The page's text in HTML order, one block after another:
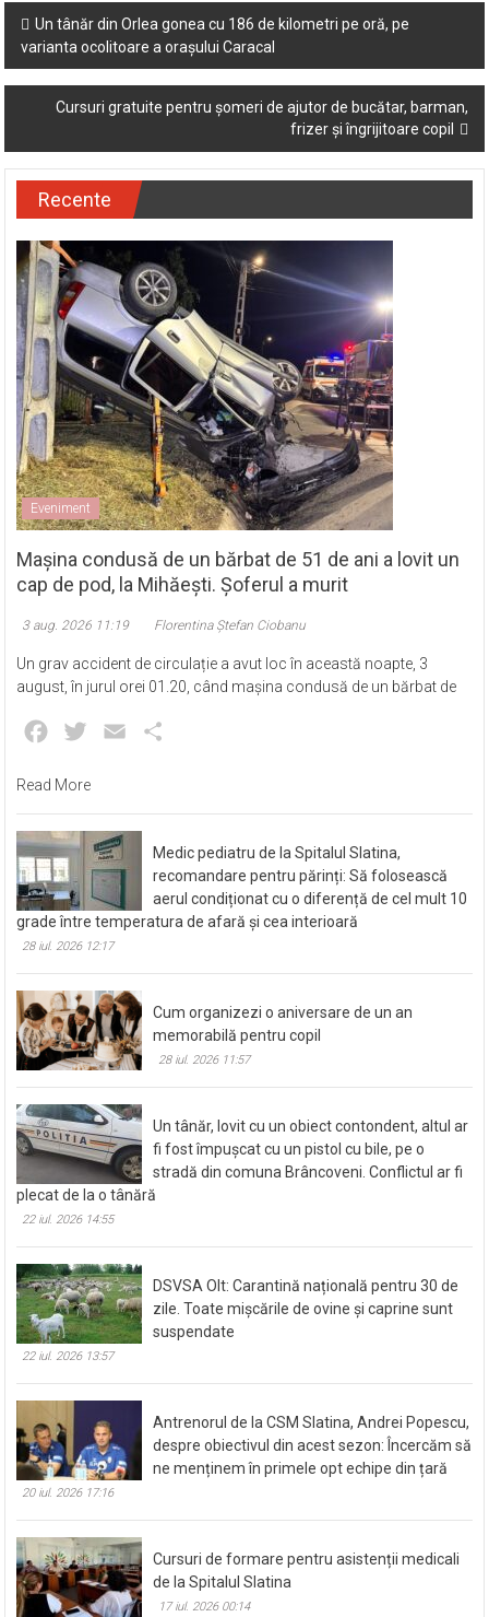
Post
navigation
Un tânăr din Orlea gonea cu 186 de kilometri pe oră, pe
varianta ocolitoare a orașului Caracal
Cursuri gratuite pentru șomeri de ajutor de bucătar, barman,
frizer și îngrijitoare copil
Recente
Eveniment
Mașina condusă de un bărbat de 51 de ani a lovit un
cap de pod, la Mihăești. Șoferul a murit
3 aug. 2026 11:19 Florentina Ștefan Ciobanu
Un grav accident de circulație a avut loc în această noapte, 3
august, în jurul orei 01.20, când mașina condusă de un bărbat de
Facebook
Twitter Email
Read More
Medic pediatru de la Spitalul Slatina,
recomandare pentru părinți: Să folosească
aerul condiționat cu o diferență de cel mult 10
grade între temperatura de afară și cea interioară
28 iul. 2026 12:17
Cum organizezi o aniversare de un an
memorabilă pentru copil
28 iul. 2026 11:57
Un tânăr, lovit cu un obiect contondent, altul ar
fi fost împușcat cu un pistol cu bile, pe o
stradă din comuna Brâncoveni. Conflictul ar fi
plecat de la o tânără
22 iul. 2026 14:55
DSVSA Olt: Carantină națională pentru 30 de
zile. Toate mișcările de ovine și caprine sunt
suspendate
22 iul. 2026 13:57
Antrenorul de la CSM Slatina, Andrei Popescu,
despre obiectivul din acest sezon: Încercăm să
ne menținem în primele opt echipe din țară
20 iul. 2026 17:16
Cursuri de formare pentru asistenții medicali
de la Spitalul Slatina
17 iul. 2026 00:14